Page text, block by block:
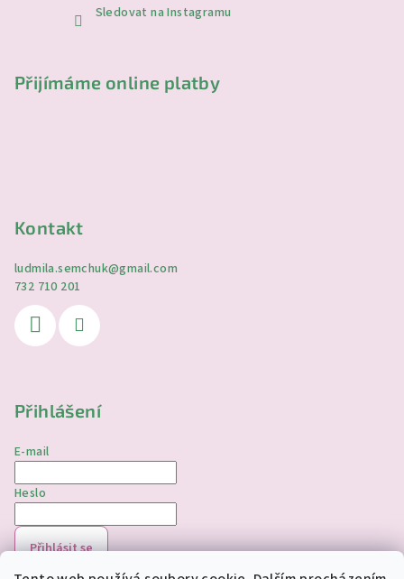
Sledovat na Instagramu
Přijímáme online platby
Kontakt
ludmila.semchuk@gmail.com
732 710 201
Přihlášení
E-mail
Heslo
Přihlásit se